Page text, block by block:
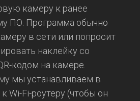
камеру к ранее
ПО. Программа обычно
в сети или попросит
наклейку со
кодом на камере.
мы устанавливаем в
Wi-Fi-роутеру (чтобы он